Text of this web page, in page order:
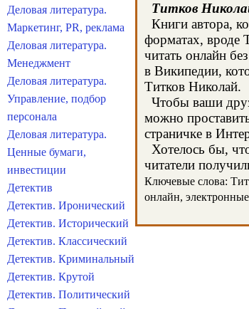
Титков
Книги автора,
форматах, вроде
читать онлайн
в Википедии,
Титков Николай.
Чтобы ваши
можно
страничке в
Хотелось бы,
читатели
Ключевые слова:
онлайн, электронные
Деловая литература.
Маркетинг, PR, реклама
Деловая литература.
Менеджмент
Деловая литература.
Управление, подбор
персонала
Деловая литература.
Ценные бумаги,
инвестиции
Детектив
Детектив. Иронический
Детектив. Исторический
Детектив. Классический
Детектив. Криминальный
Детектив. Крутой
Детектив. Политический